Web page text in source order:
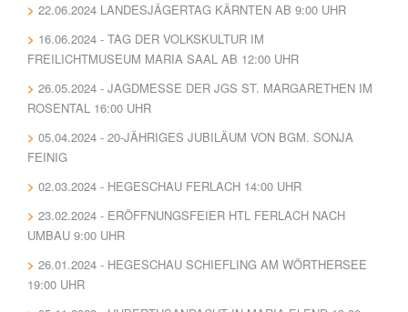
22.06.2024 LANDESJÄGERTAG KÄRNTEN AB 9:00 UHR
16.06.2024 - TAG DER VOLKSKULTUR IM
FREILICHTMUSEUM MARIA SAAL AB 12:00 UHR
26.05.2024 - JAGDMESSE DER JGS ST. MARGARETHEN IM
ROSENTAL 16:00 UHR
05.04.2024 - 20-JÄHRIGES JUBILÄUM VON BGM. SONJA
FEINIG
02.03.2024 - HEGESCHAU FERLACH 14:00 UHR
23.02.2024 - ERÖFFNUNGSFEIER HTL FERLACH NACH
UMBAU 9:00 UHR
26.01.2024 - HEGESCHAU SCHIEFLING AM WÖRTHERSEE
19:00 UHR